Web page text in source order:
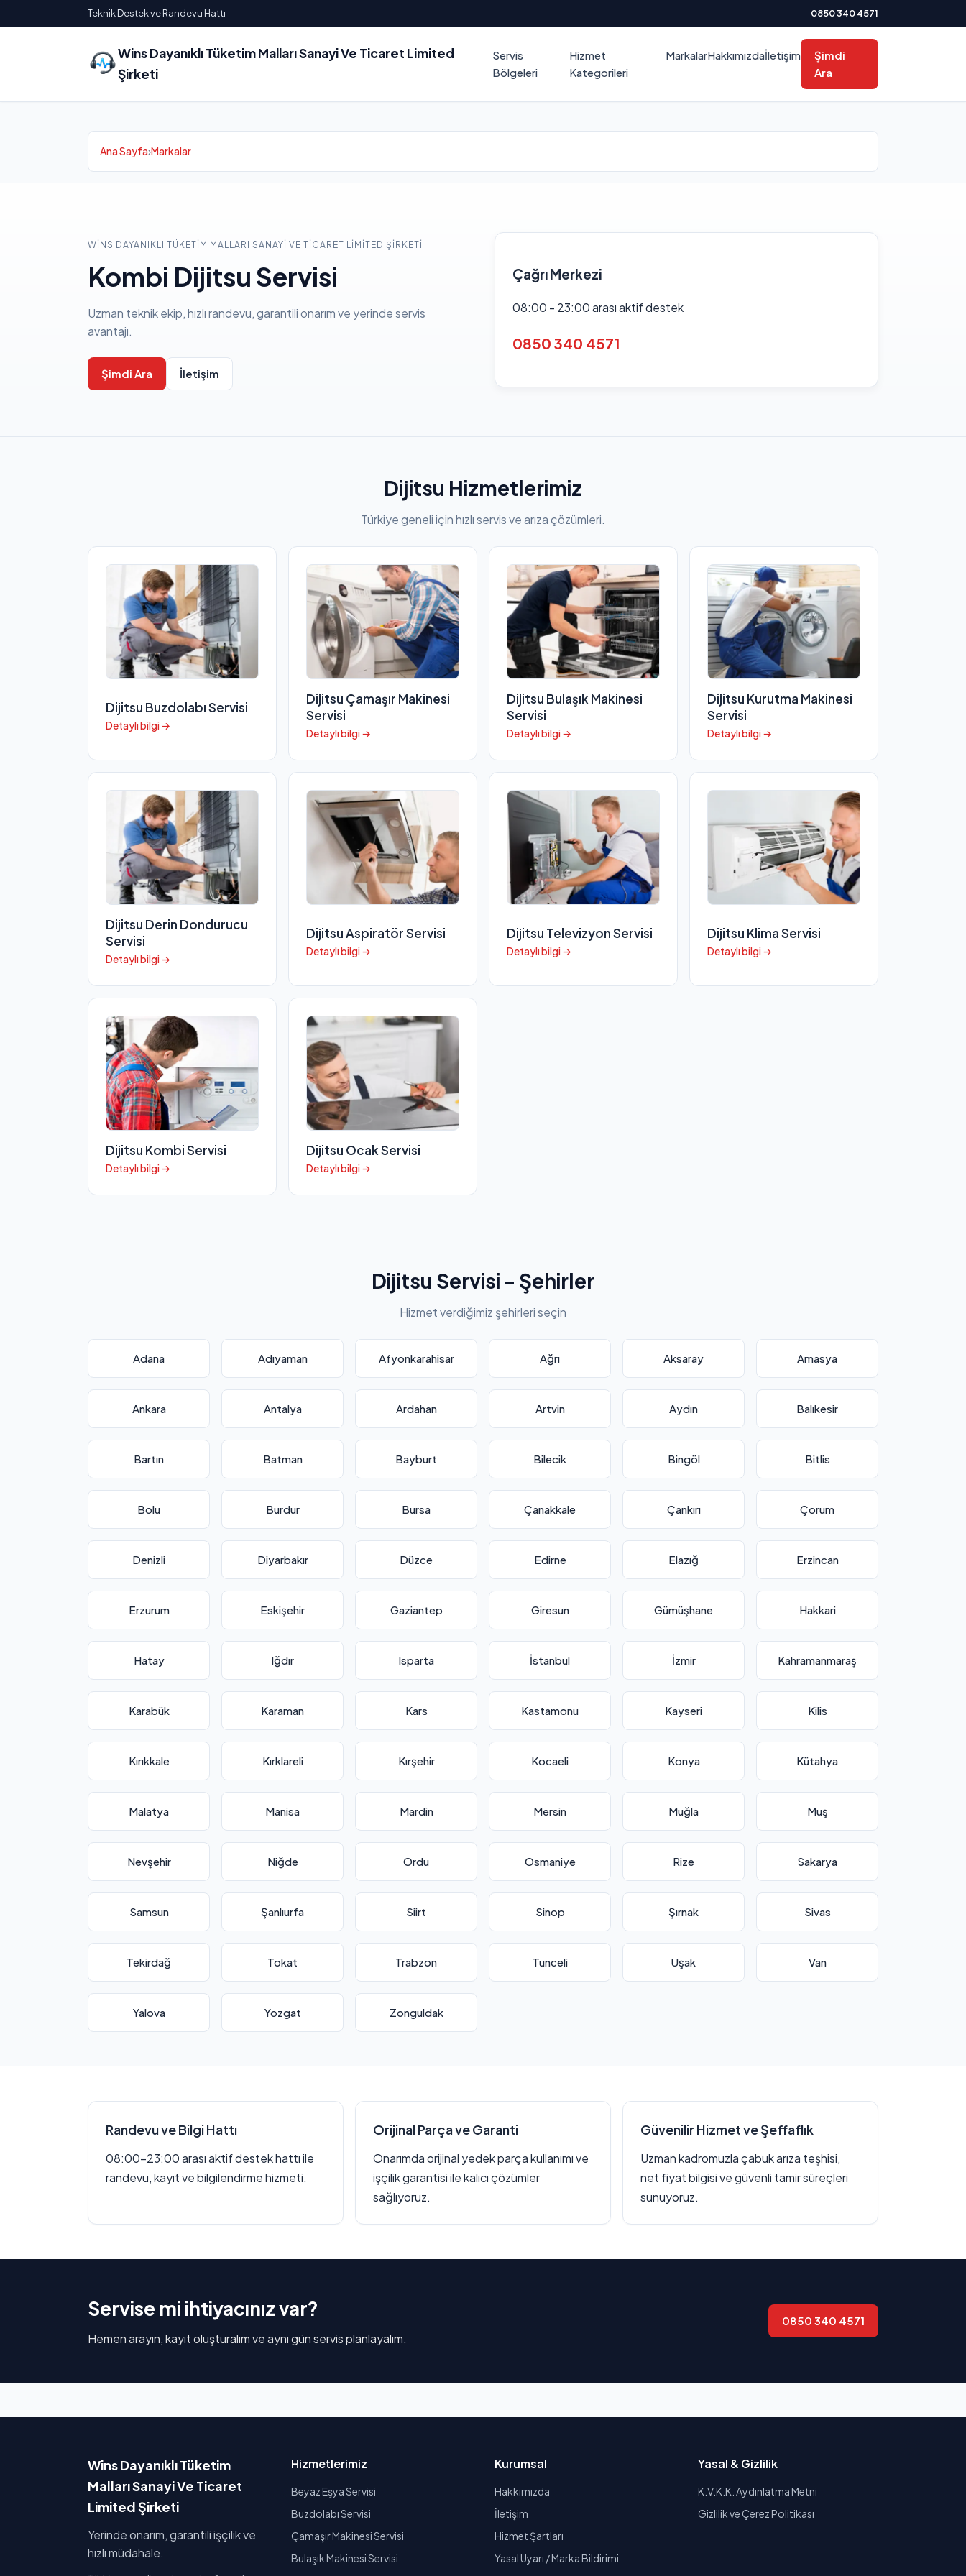
Teknik Destek ve Randevu Hattı 0850 340 4571
Wins Dayanıklı Tüketim Malları Sanayi Ve Ticaret Limited
Şirketi
Servis
Bölgeleri
Hizmet
Kategorileri
MarkalarHakkımızdaİletişim
Şimdi
Ara
Ana Sayfa›Markalar
WINS DAYANIKLI TÜKETIM MALLARI SANAYI VE TICARET LIMITED ŞIRKETI
Kombi Dijitsu Servisi
Uzman teknik ekip, hızlı randevu, garantili onarım ve yerinde servis
avantajı.
Şimdi Ara İletişim
Çağrı Merkezi
08:00 - 23:00 arası aktif destek
0850 340 4571
Dijitsu Hizmetlerimiz
Türkiye geneli için hızlı servis ve arıza çözümleri.
Dijitsu Buzdolabı Servisi
Detaylı bilgi →
Dijitsu Çamaşır Makinesi
Servisi
Detaylı bilgi →
Dijitsu Bulaşık Makinesi
Servisi
Detaylı bilgi →
Dijitsu Kurutma Makinesi
Servisi
Detaylı bilgi →
Dijitsu Derin Dondurucu
Servisi
Detaylı bilgi →
Dijitsu Aspiratör Servisi
Detaylı bilgi →
Dijitsu Televizyon Servisi
Detaylı bilgi →
Dijitsu Klima Servisi
Detaylı bilgi →
Dijitsu Kombi Servisi
Detaylı bilgi →
Dijitsu Ocak Servisi
Detaylı bilgi →
Dijitsu Servisi - Şehirler
Hizmet verdiğimiz şehirleri seçin
Adana Adıyaman Afyonkarahisar Ağrı Aksaray Amasya
Ankara Antalya Ardahan Artvin Aydın Balıkesir
Bartın Batman Bayburt Bilecik Bingöl Bitlis
Bolu Burdur Bursa Çanakkale Çankırı Çorum
Denizli Diyarbakır Düzce Edirne Elazığ Erzincan
Erzurum Eskişehir Gaziantep Giresun Gümüşhane Hakkari
Hatay Iğdır Isparta İstanbul İzmir Kahramanmaraş
Karabük Karaman Kars Kastamonu Kayseri Kilis
Kırıkkale Kırklareli Kırşehir Kocaeli Konya Kütahya
Malatya Manisa Mardin Mersin Muğla Muş
Nevşehir Niğde Ordu Osmaniye Rize Sakarya
Samsun Şanlıurfa Siirt Sinop Şırnak Sivas
Tekirdağ Tokat Trabzon Tunceli Uşak Van
Yalova Yozgat Zonguldak
Randevu ve Bilgi Hattı
08:00–23:00 arası aktif destek hattı ile
randevu, kayıt ve bilgilendirme hizmeti.
Orijinal Parça ve Garanti
Onarımda orijinal yedek parça kullanımı ve
işçilik garantisi ile kalıcı çözümler
sağlıyoruz.
Güvenilir Hizmet ve Şeffaflık
Uzman kadromuzla çabuk arıza teşhisi,
net fiyat bilgisi ve güvenli tamir süreçleri
sunuyoruz.
Servise mi ihtiyacınız var?
Hemen arayın, kayıt oluşturalım ve aynı gün servis planlayalım.
0850 340 4571
Wins Dayanıklı Tüketim
Malları Sanayi Ve Ticaret
Limited Şirketi
Yerinde onarım, garantili işçilik ve
hızlı müdahale.
Hizmetlerimiz
Beyaz Eşya Servisi
Buzdolabı Servisi
Çamaşır Makinesi Servisi
Bulaşık Makinesi Servisi
Kurumsal
Hakkımızda
İletişim
Hizmet Şartları
Yasal Uyarı / Marka Bildirimi
Yasal & Gizlilik
K.V.K.K. Aydınlatma Metni
Gizlilik ve Çerez Politikası